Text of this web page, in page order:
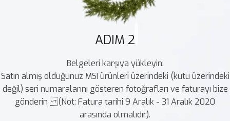
ADIM 2
Belgeleri karşıya yükleyin:
Satın almış olduğunuz MSI ürünleri üzerindeki (kutu üzerindeki
değil) seri numaralarını gösteren fotoğrafları ve faturayı bize
gönderin (Not: Fatura tarihi 9 Aralık - 31 Aralık 2020
arasında olmalıdır).